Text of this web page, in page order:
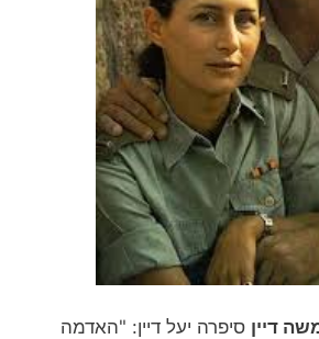
דיין סיפרה יעל דיין: "האדמה